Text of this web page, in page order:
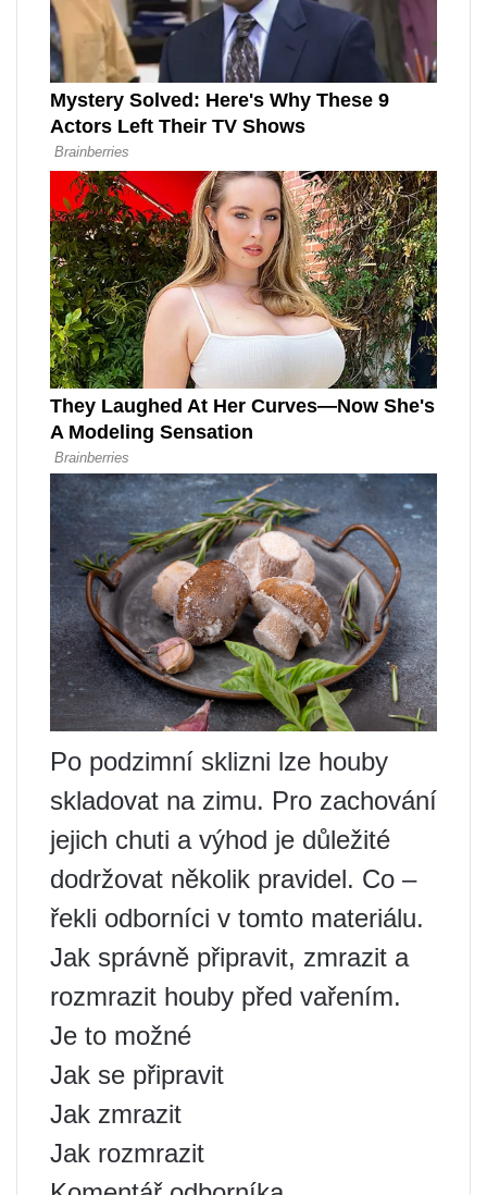
Po podzimní sklizni lze houby
skladovat na zimu. Pro zachování
jejich chuti a výhod je důležité
dodržovat několik pravidel. Co –
řekli odborníci v tomto materiálu.
Jak správně připravit, zmrazit a
rozmrazit houby před vařením.
Je to možné
Jak se připravit
Jak zmrazit
Jak rozmrazit